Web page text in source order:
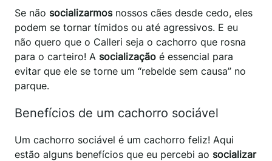
Se não socializarmosnossos cães desde cedo, eles
podem se tornar tímidos ou até agressivos. E eu
não quero que o Calleri seja o cachorro que rosna
para o carteiro! A socialização é essencial para
evitar que ele se torne um “rebelde sem causa” no
parque.
Benefícios de um cachorro sociável
Um cachorro sociável é um cachorro feliz! Aqui
estão alguns benefícios que eu percebi ao socializar